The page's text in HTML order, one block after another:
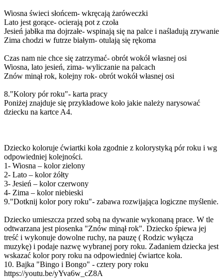
Wiosna świeci słońcem- wkręcają żaróweczki
Lato jest gorące- ocierają pot z czoła
Jesień jabłka ma dojrzałe- wspinają się na palce i naśladują zrywanie
Zima chodzi w futrze białym- otulają się rękoma
Czas nam nie chce się zatrzymać- obrót wokół własnej osi
Wiosna, lato jesień, zima- wyliczanie na palcach
Znów minął rok, kolejny rok- obrót wokół własnej osi
8."Kolory pór roku"- karta pracy
Poniżej znajduje się przykładowe koło jakie należy narysować
dziecku na kartce A4.
Dziecko koloruje ćwiartki koła zgodnie z kolorystyką pór roku i wg
odpowiedniej kolejności.
1- Wiosna – kolor zielony
2- Lato – kolor żółty
3- Jesień – kolor czerwony
4- Zima – kolor niebieski
9."Dotknij kolor pory roku"- zabawa rozwijająca logiczne myślenie.
Dziecko umieszcza przed sobą na dywanie wykonaną prace. W tle
odtwarzana jest piosenka "Znów minął rok". Dziecko śpiewa jej
treść i wykonuje dowolne ruchy, na pauzę ( Rodzic wyłącza
muzykę) i podaje nazwę wybranej pory roku. Zadaniem dziecka jest
wskazać kolor pory roku na odpowiedniej ćwiartce koła.
10. Bajka "Bingo i Bongo" - cztery pory roku
https://youtu.be/yYva6w_cZ8A